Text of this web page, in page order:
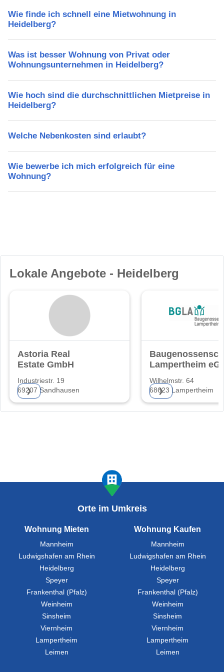
Wie finde ich schnell eine Mietwohnung in
Heidelberg?
Was ist besser Wohnung von Privat oder
Wohnungsunternehmen in Heidelberg?
Wie hoch sind die durchschnittlichen Mietpreise in
Heidelberg?
Welche Nebenkosten sind erlaubt?
Wie bewerbe ich mich erfolgreich für eine
Wohnung?
Lokale Angebote - Heidelberg
Astoria Real
Estate GmbH
Industriestr. 19
69207 Sandhausen
❯
Lampertheim eG
Wilhelmstr. 64
68623 Lampertheim
❯
Orte im Umkreis
Wohnung Mieten
Mannheim
Ludwigshafen am Rhein
Heidelberg
Speyer
Frankenthal (Pfalz)
Weinheim
Sinsheim
Viernheim
Lampertheim
Leimen
Wohnung Kaufen
Mannheim
Ludwigshafen am Rhein
Heidelberg
Speyer
Frankenthal (Pfalz)
Weinheim
Sinsheim
Viernheim
Lampertheim
Leimen